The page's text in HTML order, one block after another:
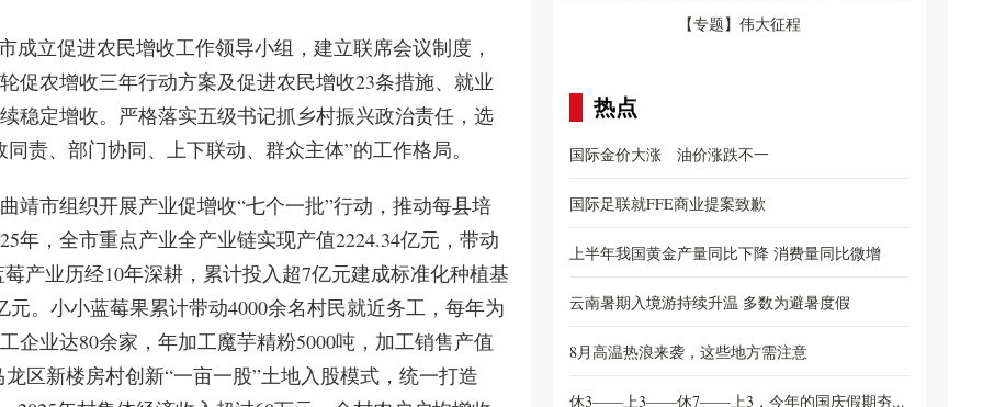
成立促进农民增收工作领导小组，建立联席会议制度，
促农增收三年行动方案及促进农民增收23条措施、就业
稳定增收。严格落实五级书记抓乡村振兴政治责任，选
责、部门协同、上下联动、群众主体”的工作格局。
靖市组织开展产业促增收“七个一批”行动，推动每县培
，全市重点产业全产业链实现产值2224.34亿元，带动
产业历经10年深耕，累计投入超7亿元建成标准化种植基
元。小小蓝莓果累计带动4000余名村民就近务工，每年为
企业达80余家，年加工魔芋精粉5000吨，加工销售产值
区新楼房村创新“一亩一股”土地入股模式，统一打造
【专题】伟大征程
热点
国际金价大涨 油价涨跌不一
国际足联就FFE商业提案致歉
上半年我国黄金产量同比下降 消费量同比微增
云南暑期入境游持续升温 多数为避暑度假
8月高温热浪来袭，这些地方需注意
休3——上3——休7——上3，今年的国庆假期夯...